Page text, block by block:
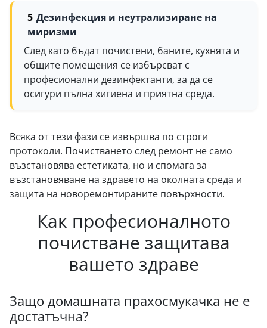
Дезинфекция и неутрализиране на
миризми
След като бъдат почистени, баните, кухнята и
общите помещения се избърсват с
професионални дезинфектанти, за да се
осигури пълна хигиена и приятна среда.
Всяка от тези фази се извършва по строги
протоколи. Почистването след ремонт не само
възстановява естетиката, но и спомага за
възстановяване на здравето на околната среда и
защита на новоремонтираните повърхности.
Как професионалното
почистване защитава
вашето здраве
Защо домашната прахосмукачка не е
достатъчна?